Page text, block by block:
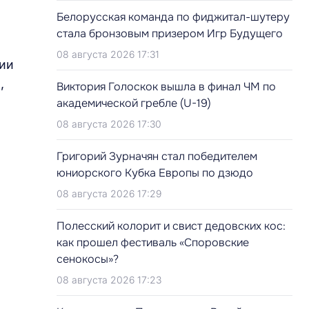
Белорусская команда по фиджитал-шутеру
стала бронзовым призером Игр Будущего
08 августа 2026 17:31
Виктория Голоскок вышла в финал ЧМ по
академической гребле (U-19)
08 августа 2026 17:30
Григорий Зурначян стал победителем
юниорского Кубка Европы по дзюдо
08 августа 2026 17:29
Полесский колорит и свист дедовских кос:
как прошел фестиваль «Споровские
сенокосы»?
08 августа 2026 17:23